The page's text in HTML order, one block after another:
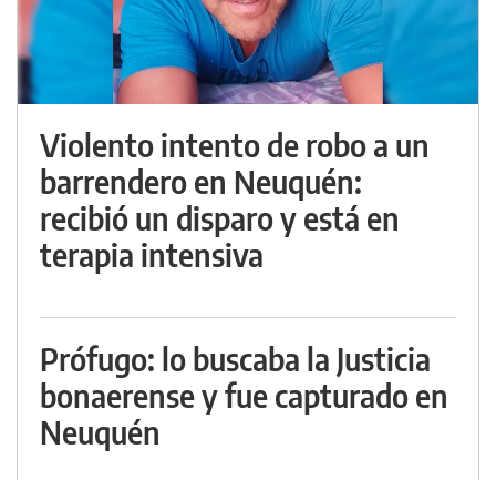
Violento intento de robo a un
barrendero en Neuquén:
recibió un disparo y está en
terapia intensiva
Prófugo: lo buscaba la Justicia
bonaerense y fue capturado en
Neuquén